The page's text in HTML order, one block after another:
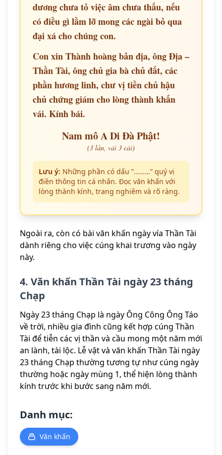
dương chưa tỏ việc âm chưa thấu, nếu
có điều gì lầm lỡ mong các ngài bỏ qua
đại xá cho chúng con.
Con xin Thành hoàng bản địa, ông Địa –
Thần Tài, ông chủ gia bà chủ đất, các
phần hương linh, chư vị tiền chủ hậu
chủ chứng giám cho lòng thành khấn
vái. Kính bái.
Nam mô A Di Đà Phật!
(3 lần, vái 3 cái)
Lưu ý: Những phần có dấu ”………” quý vị
điền thông tin cá nhân. Đọc văn khấn với
lòng thành kính, trang nghiêm và rõ ràng.
Ngoài ra, còn có bài văn khấn ngày vía Thần Tài
dành riêng cho việc cúng khai trương vào ngày
này.
4. Văn khấn Thần Tài ngày 23 tháng
Chạp
Ngày 23 tháng Chạp là ngày Ông Công Ông Táo
về trời, nhiều gia đình cũng kết hợp cúng Thần
Tài để tiễn các vị thần và cầu mong một năm mới
an lành, tài lộc. Lễ vật và văn khấn Thần Tài ngày
23 tháng Chạp thường tương tự như cúng ngày
thường hoặc ngày mùng 1, thể hiện lòng thành
kính trước khi bước sang năm mới.
Danh mục:
Văn khấn